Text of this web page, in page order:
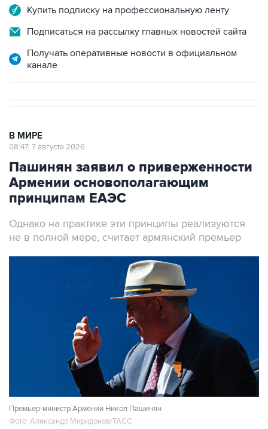
Купить подписку на профессиональную ленту
Подписаться на рассылку главных новостей сайта
Получать оперативные новости в официальном
канале
В МИРЕ
08:47, 7 августа 2026
Пашинян заявил о приверженности
Армении основополагающим
принципам ЕАЭС
Однако на практике эти принципы реализуются
не в полной мере, считает армянский премьер
Премьер-министр Армении Никол Пашинян
Фото: Александр Миридонов/ТАСС